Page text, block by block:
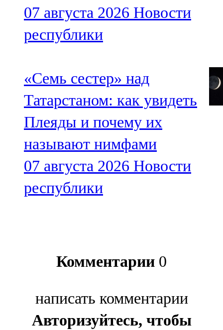
07 августа 2026 Новости
республики
«Семь сестер» над
Татарстаном: как увидеть
Плеяды и почему их
называют нимфами
07 августа 2026 Новости
республики
Комментарии 0
написать комментарии
Авторизуйтесь, чтобы